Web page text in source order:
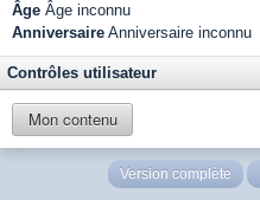
Âge Âge inconnu
Anniversaire Anniversaire inconnu
Contrôles utilisateur
Mon contenu
Version complète